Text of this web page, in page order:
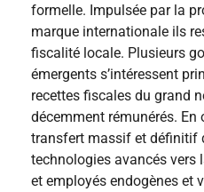
formelle. Impulsée par la
marque internationale ils
fiscalité locale. Plusieurs
émergents s’intéressent
recettes fiscales du grand
décemment rémunérés.
transfert massif et définitif
technologies avancés vers
et employés endogènes et